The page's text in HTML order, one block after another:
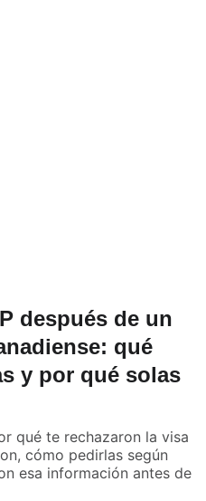
después de un
qué
y por qué solas
qué te rechazaron la visa
cómo pedirlas según
esa información antes de